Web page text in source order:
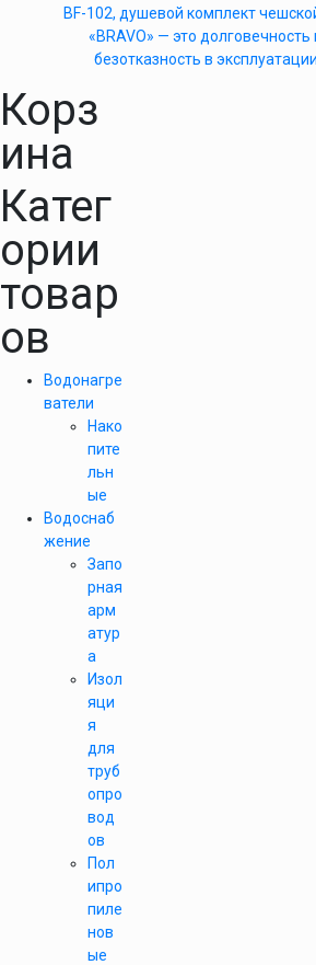
BF-102, душевой комплект
«BRAVO» — это долговечность
безотказность в эксплуатации
Корз
ина
Катег
ории
товар
ов
Водонагре
ватели
Нако
пите
льн
ые
Водоснаб
жение
Запо
рная
арм
атур
а
Изол
яци
я
для
труб
опро
вод
ов
Пол
ипро
пиле
нов
ые